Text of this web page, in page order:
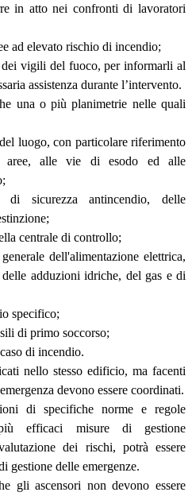
in atto nei confronti di lavoratori
ad elevato rischio di incendio;
vigili del fuoco, per informarli al
assistenza durante l’intervento.
una o più planimetrie nelle quali
luogo, con particolare riferimento
aree, alle vie di esodo ed alle
sicurezza antincendio, delle
centrale di controllo;
dell'alimentazione elettrica,
adduzioni idriche, del gas e di
specifico;
di primo soccorso;
di incendio.
nello stesso edificio, ma facenti
devono essere coordinati.
di specifiche norme e regole
efficaci misure di gestione
dei rischi, potrà essere
gestione delle emergenze.
gli ascensori non devono essere